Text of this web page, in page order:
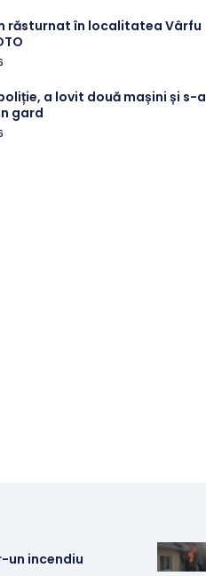
răsturnat în localitatea Vârfu
a lovit două mașini și s-a
gard
un incendiu